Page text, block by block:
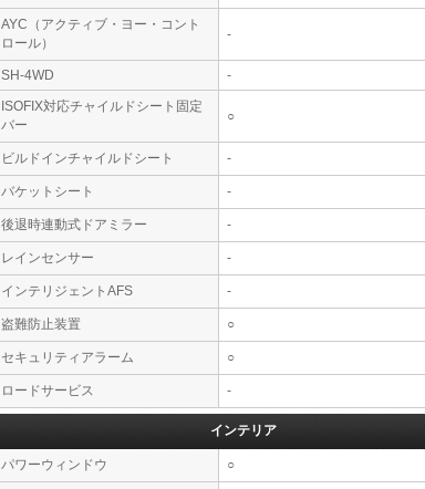
AYC（アクティブ・ヨー・コント
ロール）
-
SH-4WD
-
ISOFIX対応チャイルドシート固定
バー
○
ビルドインチャイルドシート -
バケットシート -
後退時連動式ドアミラー -
レインセンサー -
インテリジェントAFS -
盗難防止装置 ○
セキュリティアラーム ○
ロードサービス -
インテリア
パワーウィンドウ ○